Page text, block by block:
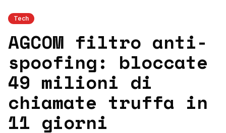
Tech
AGCOM filtro anti-
spoofing: bloccate
49 milioni di
chiamate truffa in
11 giorni